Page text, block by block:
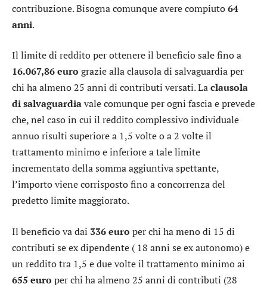
contribuzione. Bisogna comunque avere compiuto64
anni.
Il limite di reddito per ottenere il beneficio sale fino a
16.067,86 euro grazie alla clausola di salvaguardia per
chi ha almeno 25 anni di contributi versati. Laclausola
di salvaguardiavale comunque per ogni fascia e prevede
che, nel caso in cui il reddito complessivo individuale
annuo risulti superiore a 1,5 volte o a 2 volte il
trattamento minimo e inferiore a tale limite
incrementato della somma aggiuntiva spettante,
l’importo viene corrisposto fino a concorrenza del
predetto limite maggiorato.
Il beneficio va dai 336 euro per chi ha meno di 15 di
contributi se ex dipendente ( 18 anni se ex autonomo) e
un reddito tra 1,5 e due volte il trattamento minimo ai
655 euro per chi ha almeno 25 anni di contributi (28